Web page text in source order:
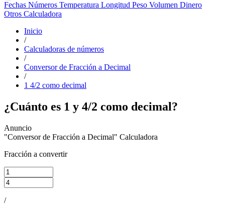
Fechas Números Temperatura Longitud Peso Volumen Dinero
Otros Calculadora
Inicio
/
Calculadoras de números
/
Conversor de Fracción a Decimal
/
1 4/2 como decimal
¿Cuánto es 1 y 4/2 como decimal?
"Conversor de Fracción a Decimal" Calculadora
Fracción a convertir
/